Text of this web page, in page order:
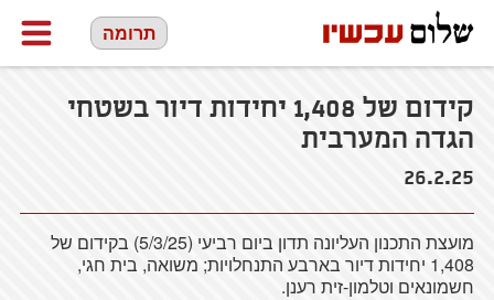
תרומה
קידום של 1,408 יחידות דיור בשטחי
הגדה המערבית
26.2.25
מועצת התכנון העליונה תדון ביום רביעי (5/3/25) בקידום של
1,408 יחידות דיור בארבע התנחלויות; משואה, בית חגי,
חשמונאים וטלמון-זית רענן.